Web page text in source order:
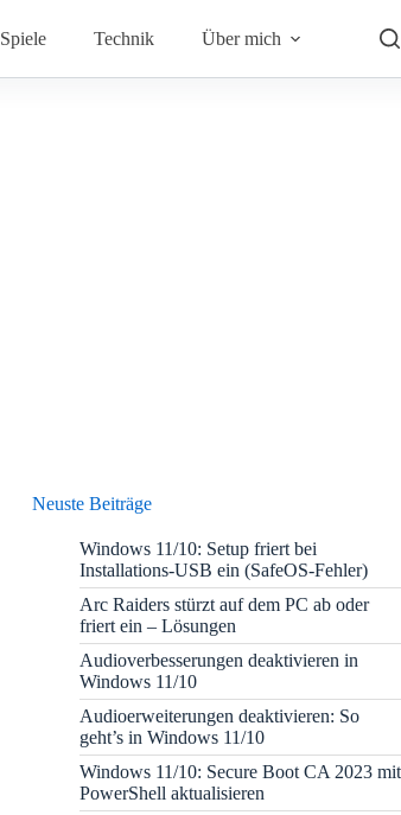
Spiele Technik Über mich
Neuste Beiträge
Windows 11/10: Setup friert bei
Installations-USB ein (SafeOS-Fehler)
Arc Raiders stürzt auf dem PC ab oder
friert ein – Lösungen
Audioverbesserungen deaktivieren in
Windows 11/10
Audioerweiterungen deaktivieren: So
geht’s in Windows 11/10
Windows 11/10: Secure Boot CA 2023 mit
PowerShell aktualisieren